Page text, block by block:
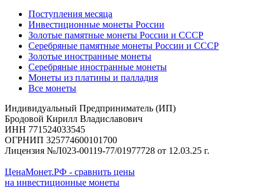
Поступления месяца
Инвестиционные монеты России
Золотые памятные монеты России и СССР
Серебряные памятные монеты России и СССР
Золотые иностранные монеты
Серебряные иностранные монеты
Монеты из платины и палладия
Все монеты
Индивидуальный Предприниматель (ИП)
Бродовой Кирилл Владиславович
ИНН 771524033545
ОГРНИП 325774600101700
Лицензия №Л023-00119-77/01977728 от 12.03.25 г.
ЦенаМонет.РФ - сравнить цены
на инвестиционные монеты